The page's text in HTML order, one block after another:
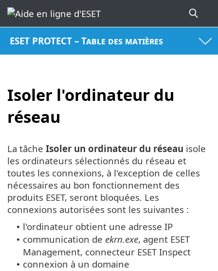
ESET PROTECT – Table des matières
Isoler l'ordinateur du
réseau
La tâche Isoler un ordinateur du réseau isole
les ordinateurs sélectionnés du réseau et
toutes les connexions, à l'exception de celles
nécessaires au bon fonctionnement des
produits ESET, seront bloquées. Les
connexions autorisées sont les suivantes :
• l'ordinateur obtient une adresse IP
• communication de ekrn.exe, agent ESET
Management, connecteur ESET Inspect
• connexion à un domaine